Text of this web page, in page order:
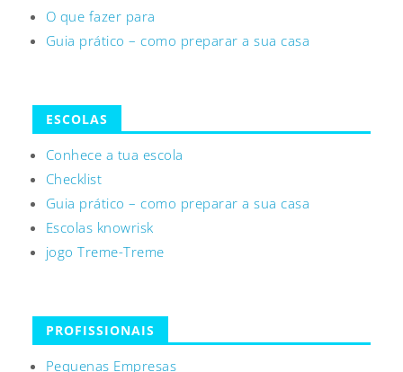
O que fazer para
Guia prático – como preparar a sua casa
ESCOLAS
Conhece a tua escola
Checklist
Guia prático – como preparar a sua casa
Escolas knowrisk
jogo Treme-Treme
PROFISSIONAIS
Pequenas Empresas